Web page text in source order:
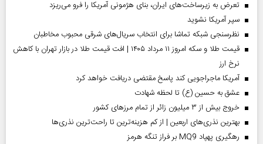
تعرض به زیرساخت‌های ایران، بنای هژمونی آمریکا را فرو می‌ریزد
سپر آمریکا نشوید
نظرسنجی شبکه تماشا برای انتخاب سریال‌های شرقی محبوب مخاطبان
قیمت طلا و سکه امروز ۱۱ مرداد ۱۴۰۵ | افت قیمت طلا در بازار تهران با کاهش
نرخ ارز
آمریکا ماجراجویی کند پاسخ مقتضی دریافت خواهد کرد
عشق به حسین (ع) تا لحظه شهادت
خروج بیش از ۳ میلیون زائر از تمام مرز‌های کشور
بهترین نذری‌های اربعین | از کم هزینه‌ترین تا راحت‌ترین نذری‌ها
رهگیری پهپاد MQ9 بر فراز تنگه هرمز